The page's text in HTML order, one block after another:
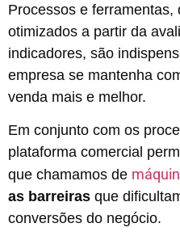
Processos e
otimizados a partir da
indicadores, são
empresa se mantenha
venda mais e melhor.
Em conjunto com os
plataforma comercial
que chamamos de
as barreiras que
conversões do negócio.